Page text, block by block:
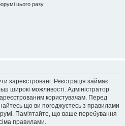
цього разу
зареєстровані. Реєстрація займає
широкі можливості. Адміністратор
користувачам. Перед
що ви погоджуєтесь з правилами
Пам'ятайте, що ваше перебування
правилами.